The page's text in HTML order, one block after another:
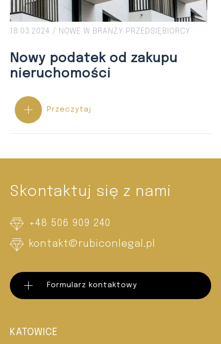
18.03.2024 / NOWE W BRANŻY PRZEDSIĘBIORCY
Nowy podatek od zakupu
nieruchomości
Przeczytaj
Skontaktuj się z nami
+48 506 909 240
kontakt@rubiconlegal.pl
Formularz kontaktowy
KATOWICE